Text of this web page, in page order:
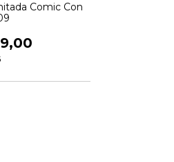
Comic Con